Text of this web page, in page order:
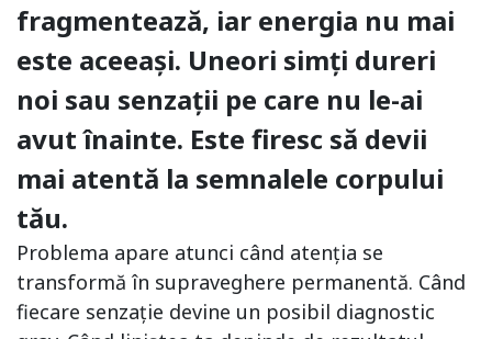
fragmentează, iar energia nu mai
este aceeași. Uneori simți dureri
noi sau senzații pe care nu le-ai
avut înainte. Este firesc să devii
mai atentă la semnalele corpului
tău.
Problema apare atunci când atenția se
transformă în supraveghere permanentă. Când
fiecare senzație devine un posibil diagnostic